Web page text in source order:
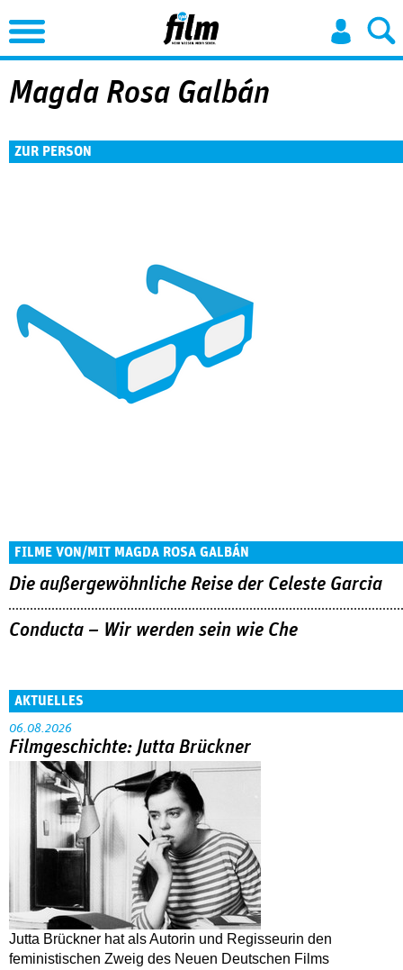
Jump to Navigation
Magda Rosa Galbán
ZUR PERSON
FILME VON/MIT MAGDA ROSA GALBÁN
Die außergewöhnliche Reise der Celeste Garcia
Conducta – Wir werden sein wie Che
AKTUELLES
06.08.2026
Filmgeschichte: Jutta Brückner
Jutta Brückner hat als Autorin und Regisseurin den
feministischen Zweig des Neuen Deutschen Films